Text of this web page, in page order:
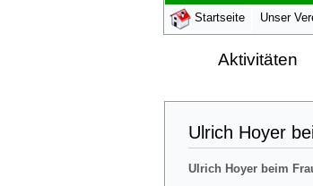
Startseite Unser
Aktivitäten
Ulrich Hoyer
Ulrich Hoyer beim